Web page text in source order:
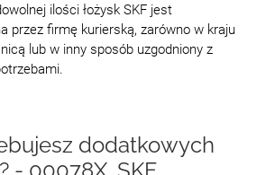
ilości łożysk SKF jest
przez firmę kurierską, zarówno w kraju
lub w inny sposób uzgodniony z
dodatkowych